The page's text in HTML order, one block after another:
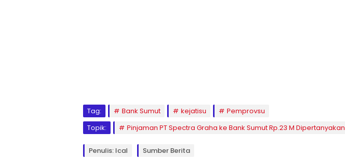
Tag: Bank Sumut kejatisu
Pemprovsu
Topik:
Pinjaman PT Spectra Graha ke Bank Sumut Rp.23 M Dipertanyakan
Penulis: Ical Sumber Berita